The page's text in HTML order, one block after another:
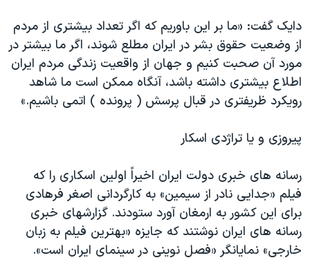
دایک گفت: «ما بر این باوریم که اگر تعداد بیشتری از مردم
از وضعیت حقوق بشر در ایران مطلع شوند، اگر ما بیشتر در
مورد آن صحبت کنیم و جهان از واقعیت زندگی مردم ایران
اطلاع بیشتری داشته باشد، آنگاه ممکن است ما شاهد
رویکرد ظریفتری در قبال پرسش ( پرونده ) اتمی باشیم.»
پیروزی و یا تراژدی اسکار
رسانه های خبری دولت ایران اخیراً اولین اسکاری را که
فیلم «جدایی نادر از سیمین» به کارگردانی اصغر فرهادی
برای این کشور به ارمغان آورد ستودند. گزارشهای خبری
رسانه های ایران نوشتند که جایزه «بهترین فیلم به زبان
خارجی» نمایانگر «فصل نوینی در سینمای ایران است».